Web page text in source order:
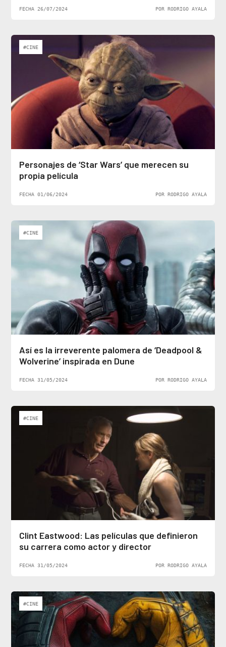
FECHA 26/07/2024 POR RODRIGO AYALA
#CINE
Personajes de ‘Star Wars’ que merecen su
propia película
FECHA 01/06/2024 POR RODRIGO AYALA
#CINE
Así es la irreverente palomera de ‘Deadpool &
Wolverine’ inspirada en Dune
FECHA 31/05/2024 POR RODRIGO AYALA
#CINE
Clint Eastwood: Las películas que definieron
su carrera como actor y director
FECHA 31/05/2024 POR RODRIGO AYALA
#CINE